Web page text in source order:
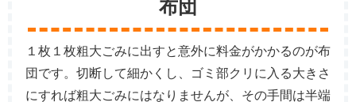
布団
１枚１枚粗大ごみに出すと意外に料金がかかるのが布
団です。切断して細かくし、ゴミ部クリに入る大きさ
にすれば粗大ごみにはなりませんが、その手間は半端